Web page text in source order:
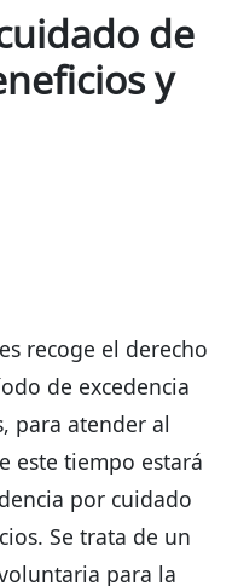
de
y
recoge el derecho
de excedencia
para atender al
este tiempo estará
por cuidado
Se trata de un
para la